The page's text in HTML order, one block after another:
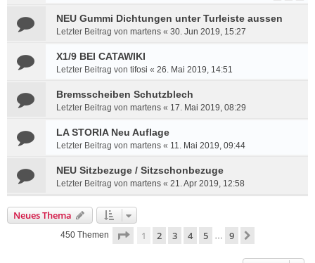
NEU Gummi Dichtungen unter Turleiste aussen
Letzter Beitrag von martens « 30. Jun 2019, 15:27
X1/9 BEI CATAWIKI
Letzter Beitrag von tifosi « 26. Mai 2019, 14:51
Bremsscheiben Schutzblech
Letzter Beitrag von martens « 17. Mai 2019, 08:29
LA STORIA Neu Auflage
Letzter Beitrag von martens « 11. Mai 2019, 09:44
NEU Sitzbezuge / Sitzschonbezuge
Letzter Beitrag von martens « 21. Apr 2019, 12:58
Neues Thema
450 Themen Seite 1von
1 2 3 4 5 … 9